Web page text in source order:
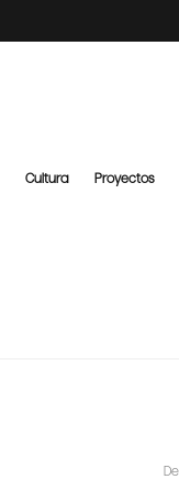
Cultura Proyectos